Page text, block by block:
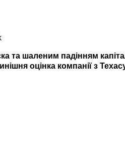
та шаленим падінням
оцінка компанії з